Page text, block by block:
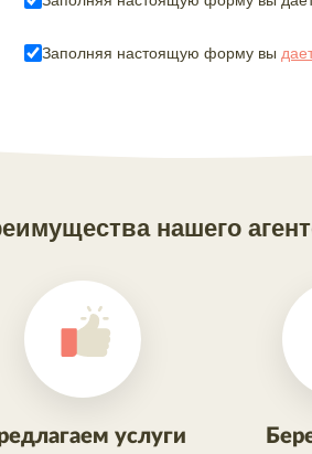
Заполняя настоящую форму вы
нашего
услуги